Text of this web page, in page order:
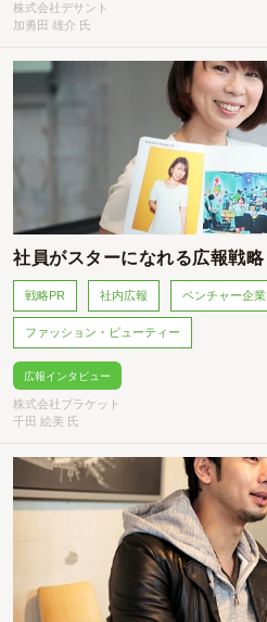
株式会社デサント
加勇田 雄介 氏
社員がスターになれる広報戦略
戦略PR 社内広報 ベンチャー企業
ファッション・ビューティー
広報インタビュー
株式会社ブラケット
千田 絵美 氏